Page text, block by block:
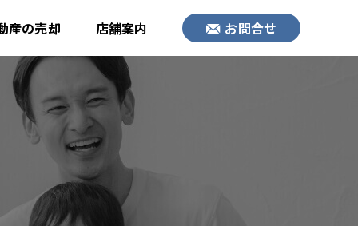
産の売却 店舗案内 お問合せ